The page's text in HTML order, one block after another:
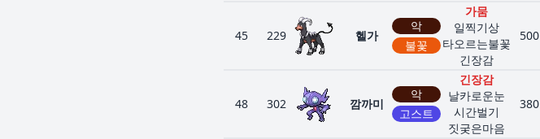
45 229 헬가
악
불꽃
가뭄
일찍기상
타오르는불꽃
긴장감
500
48 302 깜까미
악
고스트
긴장감
날카로운눈
시간벌기
짓궂은마음
380